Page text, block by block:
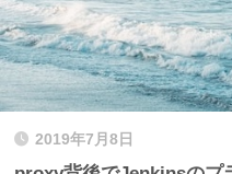
2019年7月8日